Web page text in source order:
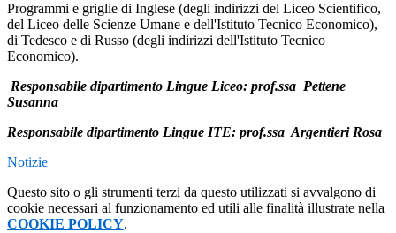
Programmi e griglie di Inglese (degli indirizzi del Liceo Scientifico,
del Liceo delle Scienze Umane e dell'Istituto Tecnico Economico),
di Tedesco e di Russo (degli indirizzi dell'Istituto Tecnico
Economico).
Responsabile dipartimento Lingue Liceo: prof.ssa Pettene
Susanna
Responsabile dipartimento Lingue ITE: prof.ssa Argentieri Rosa
Notizie
Questo sito o gli strumenti terzi da questo utilizzati si avvalgono di
cookie necessari al funzionamento ed utili alle finalità illustrate nella
COOKIE POLICY.